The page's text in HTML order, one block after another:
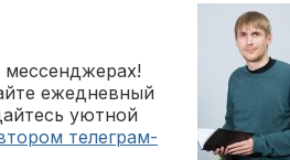
мессенджерах!
ежедневный
уютной
телеграм-